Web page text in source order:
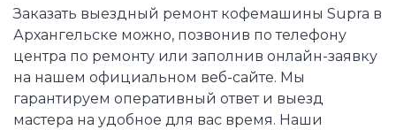
Заказать выездный ремонт кофемашины Supra в
Архангельске можно, позвонив по телефону
центра по ремонту или заполнив онлайн-заявку
на нашем официальном веб-сайте. Мы
гарантируем оперативный ответ и выезд
мастера на удобное для вас время. Наши